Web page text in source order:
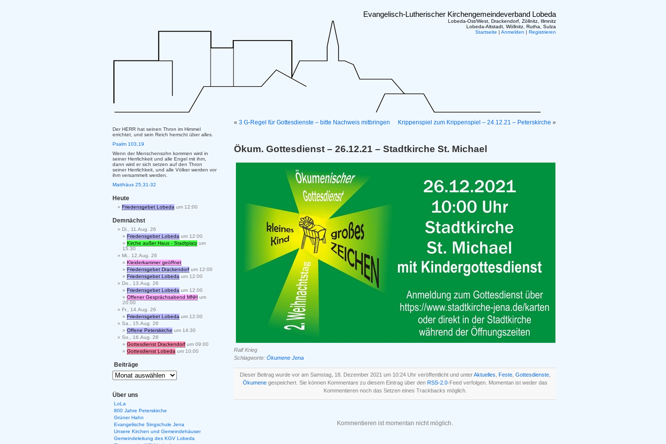
Evangelisch-Lutherischer Kirchengemeindeverband Lobeda
Lobeda-Ost/West, Drackendorf, Zöllnitz, Illmnitz
Lobeda-Altstadt, Wöllnitz, Rutha, Sulza
Startseite | Anmelden | Registrieren
« 3 G-Regel für Gottesdienste – bitte Nachweis mitbringen Krippenspiel zum Krippenspiel – 24.12.21 – Peterskirche »
Ökum. Gottesdienst – 26.12.21 – Stadtkirche St. Michael
Ralf Krieg
Schlagworte: Ökumene Jena
Dieser Beitrag wurde vor am Samstag, 18. Dezember 2021 um 10:24 Uhr veröffentlicht und unterAktuelles Feste, Gottesdienste,
Ökumenegespeichert. Sie können Kommentare zu diesem Eintrag über den RSS-2.0-Feed verfolgen. Momentan ist weder das
Kommentieren noch das Setzen eines Trackbacks möglich.
Kommentieren ist momentan nicht möglich.
Der HERR hat seinen Thron im Himmel
errichtet, und sein Reich herrscht über alles.
Psalm 103,19
Wenn der Menschensohn kommen wird in
seiner Herrlichkeit und alle Engel mit ihm,
dann wird er sich setzen auf den Thron
seiner Herrlichkeit, und alle Völker werden vor
ihm versammelt werden.
Matthäus 25,31-32
Heute
Friedensgebet Lobeda um 12:00
Demnächst
Di., 11.Aug. 26
Friedensgebet Lobeda um 12:00
Kirche außer Haus - Stadtplatz um
15:30
Mi., 12.Aug. 26
Kleiderkammer geöffnet
Friedensgebet Drackendorf um 12:00
Friedensgebet Lobeda um 12:00
Do., 13.Aug. 26
Friedensgebet Lobeda um 12:00
Offener Gesprächsabend MNH um
20:00
Fr., 14.Aug. 26
Friedensgebet Lobeda um 12:00
Sa., 15.Aug. 26
Offene Peterskirche um 14:30
So., 16.Aug. 26
Gottesdienst Drackendorf um 09:00
Gottesdienst Lobeda um 10:00
Beiträge
Über uns
LoLa
800 Jahre Peterskirche
Grüner Hahn
Evangelische Singschule Jena
Unsere Kirchen und Gemeindehäuser
Gemeindeleitung des KGV Lobeda